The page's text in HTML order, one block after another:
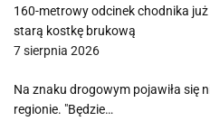
160-metrowy odcinek chodnika
starą kostkę brukową
7 sierpnia 2026
Na znaku drogowym pojawiła się
regionie. "Będzie…